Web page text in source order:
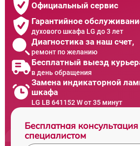
Официальный сервис
Гарантийное
духового шкафа LG до 3 лет
Диагностика за наш счет,
ремонт по желанию
Бесплатный выезд
в день обращения
Замена индикаторной
шкафа
LG LB 641152 W от 35 минут
Бесплатная консультация
специалистом